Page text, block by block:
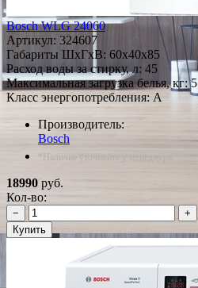
Bosch WLG 24060
Артикул: 324607
Габариты ШxГxВ: 60x40x85
Расход воды за стирку, л: 45
Максимальная загрузка белья, кг: 5
Класс энергопотребления: A
Производитель:
Bosch
*Наличие уточняйте у менеджера
18990 руб.
Кол-во:
−
+
Купить